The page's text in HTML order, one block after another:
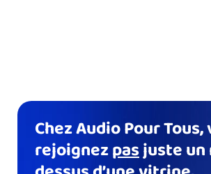
Chez Audio Pour Tous,
rejoignez pas juste un